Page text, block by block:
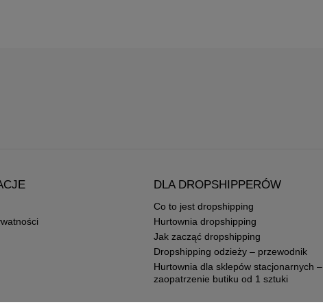
DLA DROPSHIPPERÓW
Co to jest dropshipping
Hurtownia dropshipping
Jak zacząć dropshipping
Dropshipping odzieży – przewodnik
Hurtownia dla sklepów stacjonarnych –
zaopatrzenie butiku od 1 sztuki